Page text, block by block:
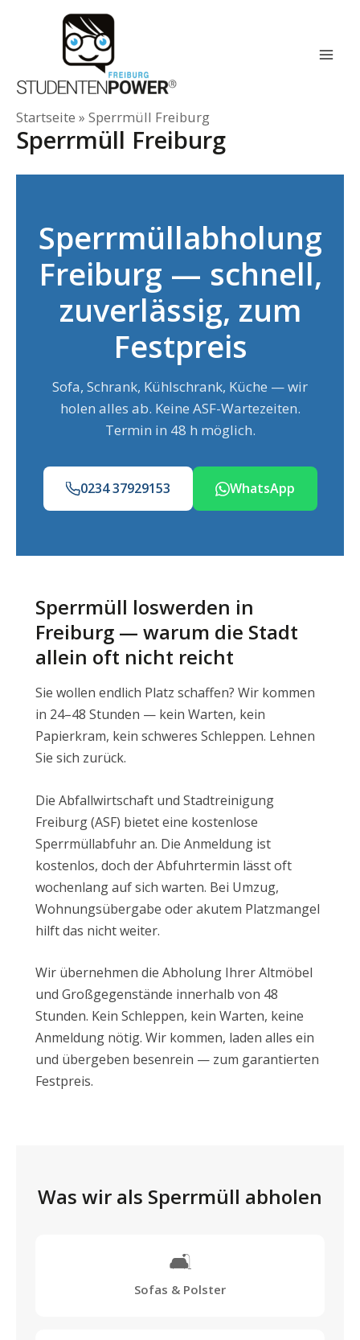
Startseite » Sperrmüll Freiburg
Sperrmüll Freiburg
Sperrmüllabholung
Freiburg — schnell,
zuverlässig, zum
Festpreis
Sofa, Schrank, Kühlschrank, Küche — wir
holen alles ab. Keine ASF-Wartezeiten.
Termin in 48 h möglich.
0234 37929153 WhatsApp
Sperrmüll loswerden in
Freiburg — warum die Stadt
allein oft nicht reicht
Sie wollen endlich Platz schaffen? Wir kommen
in 24–48 Stunden — kein Warten, kein
Papierkram, kein schweres Schleppen. Lehnen
Sie sich zurück.
Die Abfallwirtschaft und Stadtreinigung
Freiburg (ASF) bietet eine kostenlose
Sperrmüllabfuhr an. Die Anmeldung ist
kostenlos, doch der Abfuhrtermin lässt oft
wochenlang auf sich warten. Bei Umzug,
Wohnungsübergabe oder akutem Platzmangel
hilft das nicht weiter.
Wir übernehmen die Abholung Ihrer Altmöbel
und Großgegenstände innerhalb von 48
Stunden. Kein Schleppen, kein Warten, keine
Anmeldung nötig. Wir kommen, laden alles ein
und übergeben besenrein — zum garantierten
Festpreis.
Was wir als Sperrmüll abholen
🛋️
Sofas & Polster